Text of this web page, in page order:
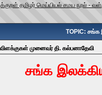
தமிழர் மெய்யியல் சமய நூல் -
TOPIC: சங்க
முனைவர் தி. கல்பனாதேவி
சங்க